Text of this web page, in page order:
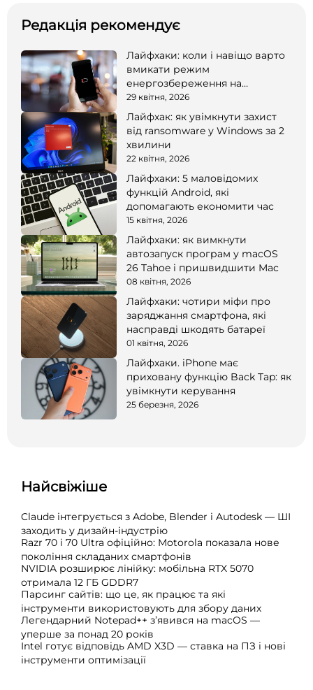
Редакція рекомендує
Лайфхаки: коли і навіщо варто
вмикати режим
енергозбереження на
смартфоні
29 квітня, 2026
Лайфхак: як увімкнути захист
від ransomware у Windows за 2
хвилини
22 квітня, 2026
Лайфхаки: 5 маловідомих
функцій Android, які
допомагають економити час
15 квітня, 2026
Лайфхаки: як вимкнути
автозапуск програм у macOS
26 Tahoe і пришвидшити Mac
08 квітня, 2026
Лайфхаки: чотири міфи про
заряджання смартфона, які
насправді шкодять батареї
01 квітня, 2026
Лайфхаки. iPhone має
приховану функцію Back Tap: як
увімкнути керування
25 березня, 2026
Найсвіжіше
Claude інтегрується з Adobe, Blender і Autodesk — ШІ
заходить у дизайн-індустрію
Razr 70 і 70 Ultra офіційно: Motorola показала нове
покоління складаних смартфонів
NVIDIA розширює лінійку: мобільна RTX 5070
отримала 12 ГБ GDDR7
Парсинг сайтів: що це, як працює та які
інструменти використовують для збору даних
Легендарний Notepad++ з’явився на macOS —
уперше за понад 20 років
Intel готує відповідь AMD X3D — ставка на ПЗ і нові
інструменти оптимізації